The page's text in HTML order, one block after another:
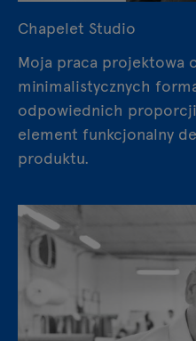
Chapelet Studio
Moja praca projektowa
minimalistycznych
odpowiednich
element funkcjonalny
produktu.